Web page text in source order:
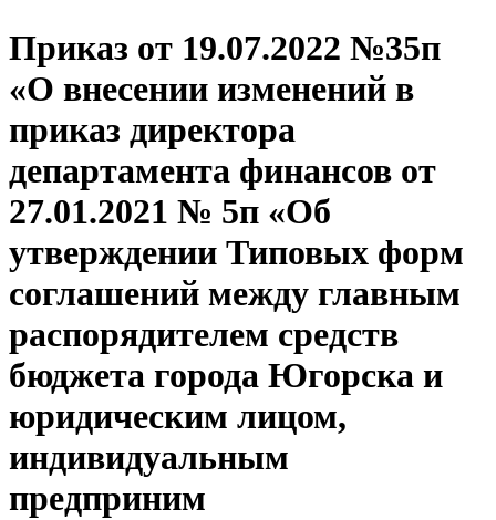
Приказ от 19.07.2022 №35п
«О внесении изменений в
приказ директора
департамента финансов от
27.01.2021 № 5п «Об
утверждении Типовых форм
соглашений между главным
распорядителем средств
бюджета города Югорска и
юридическим лицом,
индивидуальным
предприним